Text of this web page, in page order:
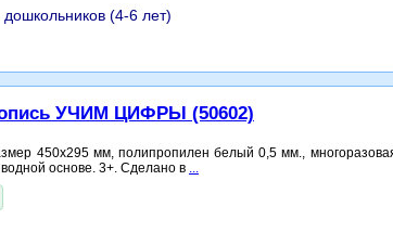
дошкольников (4-6 лет)
УЧИМ ЦИФРЫ (50602)
450x295 мм, полипропилен белый 0,5 мм.,
основе. 3+. Сделано в ...